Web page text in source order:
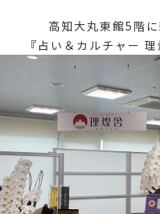
高知大丸東館5階
『占い＆カルチャー